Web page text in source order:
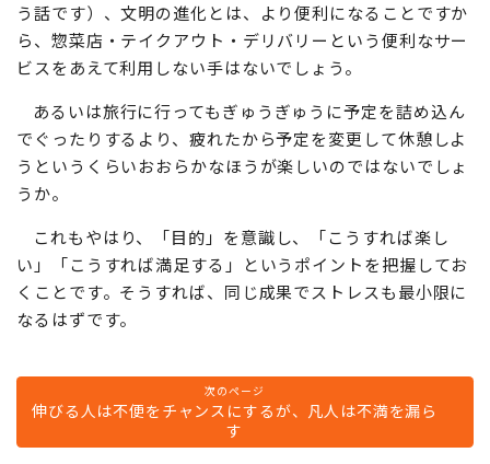
う話です）、文明の進化とは、より便利になることですか
ら、惣菜店・テイクアウト・デリバリーという便利なサー
ビスをあえて利用しない手はないでしょう。
あるいは旅行に行ってもぎゅうぎゅうに予定を詰め込ん
でぐったりするより、疲れたから予定を変更して休憩しよ
うというくらいおおらかなほうが楽しいのではないでしょ
うか。
これもやはり、「目的」を意識し、「こうすれば楽し
い」「こうすれば満足する」というポイントを把握してお
くことです。そうすれば、同じ成果でストレスも最小限に
なるはずです。
次のページ
伸びる人は不便をチャンスにするが、凡人は不満を漏ら
す